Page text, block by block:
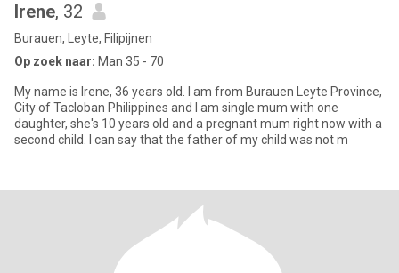
Irene, 32
Burauen, Leyte, Filipijnen
Op zoek naar: Man 35 - 70
My name is Irene, 36 years old. I am from Burauen Leyte Province,
City of Tacloban Philippines and I am single mum with one
daughter, she's 10 years old and a pregnant mum right now with a
second child. I can say that the father of my child was not m